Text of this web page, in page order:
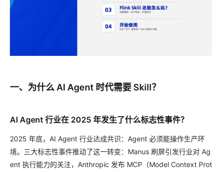
一、为什么 AI Agent 时代需要 Skill？
AI Agent 行业在 2025 年发生了什么标志性事件？
2025 年底，AI Agent 行业达成共识：Agent 必须能操作生产环
境。三大标志性事件推动了这一转变：Manus 刷屏引发行业对 Ag
ent 执行能力的关注，Anthropic 发布 MCP（Model Context Prot